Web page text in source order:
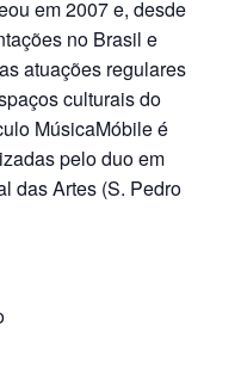
em 2007 e, desde
no Brasil e
atuações regulares
culturais do
MúsicaMóbile é
pelo duo em
das Artes (S. Pedro